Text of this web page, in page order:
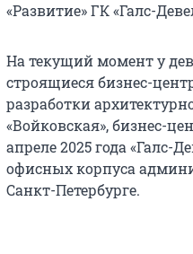
«Развитие» ГК «Галс-
На текущий момент у
строящиеся бизнес-
разработки
«Войковская», бизнес-
апреле 2025 года «Галс-
офисных корпуса
Санкт-Петербурге.